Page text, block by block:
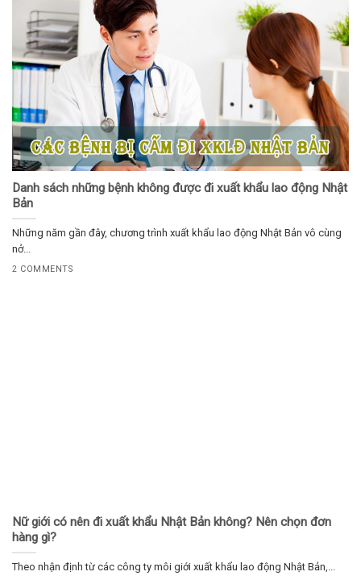
Danh sách những bệnh không được đi xuất khẩu lao động Nhật
Bản
Những năm gần đây, chương trình xuất khẩu lao động Nhật Bản vô cùng
nở...
2 COMMENTS
Nữ giới có nên đi xuất khẩu Nhật Bản không? Nên chọn đơn
hàng gì?
Theo nhận định từ các công ty môi giới xuất khẩu lao động Nhật Bản,...